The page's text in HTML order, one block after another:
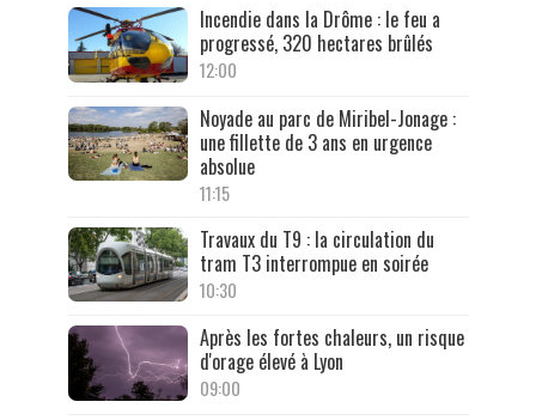
Incendie dans la Drôme : le feu a
progressé, 320 hectares brûlés
12:00
Noyade au parc de Miribel-Jonage :
une fillette de 3 ans en urgence
absolue
11:15
Travaux du T9 : la circulation du
tram T3 interrompue en soirée
10:30
Après les fortes chaleurs, un risque
d'orage élevé à Lyon
09:00